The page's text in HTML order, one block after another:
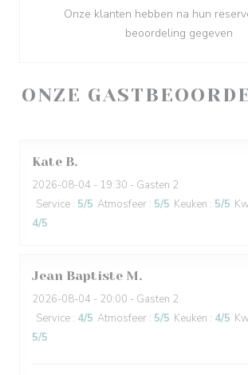
ONZE
Kate B
2026-08-04 - 19:30 - Gasten 2
Service : 5/5 Atmosfeer : 5/5 Keuken : 5/5
4/5
Jean Baptiste M
2026-08-04 - 20:00 - Gasten 2
Service : 4/5 Atmosfeer : 5/5 Keuken : 4/5
5/5
Onze klanten hebben na hun
beoordeling gegeven